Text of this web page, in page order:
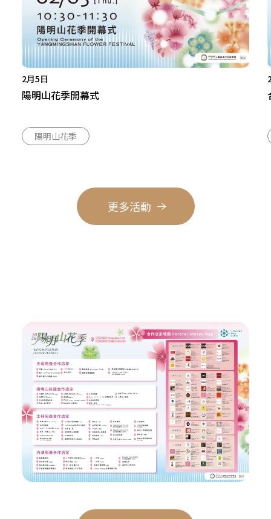
2月5日
陽明山花季開幕式
陽明山花季
更多活動